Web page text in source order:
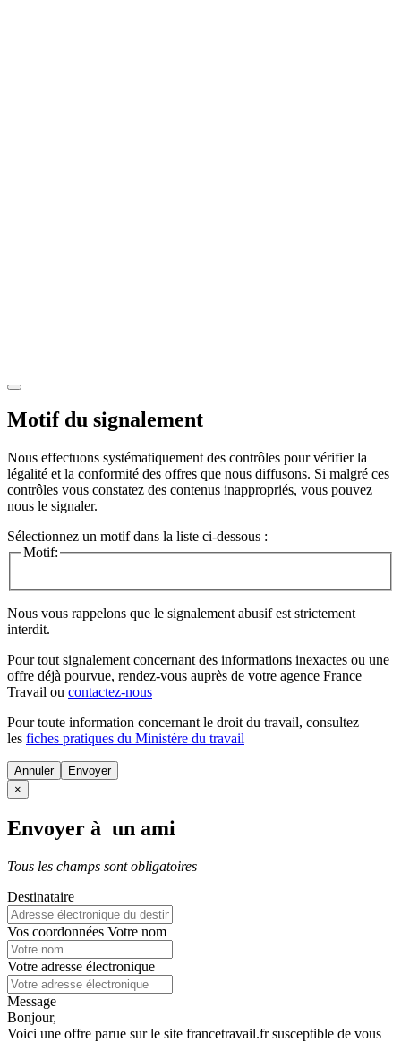
Motif du signalement
Nous effectuons systématiquement des contrôles pour vérifier la
légalité et la conformité des offres que nous diffusons. Si malgré ces
contrôles vous constatez des contenus inappropriés, vous pouvez
nous le signaler.
Sélectionnez un motif dans la liste ci-dessous :
Motif:
Nous vous rappelons que le signalement abusif est strictement
interdit.
Pour tout signalement concernant des informations inexactes ou une
offre déjà pourvue, rendez-vous auprès de votre agence France
Travail ou contactez-nous
Pour toute information concernant le droit du travail, consultez
les fiches pratiques du Ministère du travail
Annuler
×
Envoyer à un ami
Tous les champs sont obligatoires
Destinataire
Vos coordonnées Votre nom
Votre adresse électronique
Message
Bonjour,
Voici une offre parue sur le site francetravail.fr susceptible de vous